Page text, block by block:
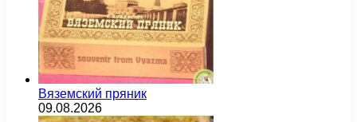
Вяземский пряник
09.08.2026